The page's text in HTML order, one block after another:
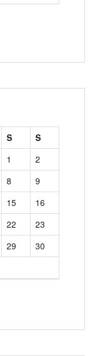
S
S
1
2
8
9
15
16
22
23
29
30